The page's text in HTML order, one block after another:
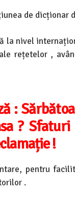
de dicționar
la nivel
rețetelor ,
:
?
!
pentru
.